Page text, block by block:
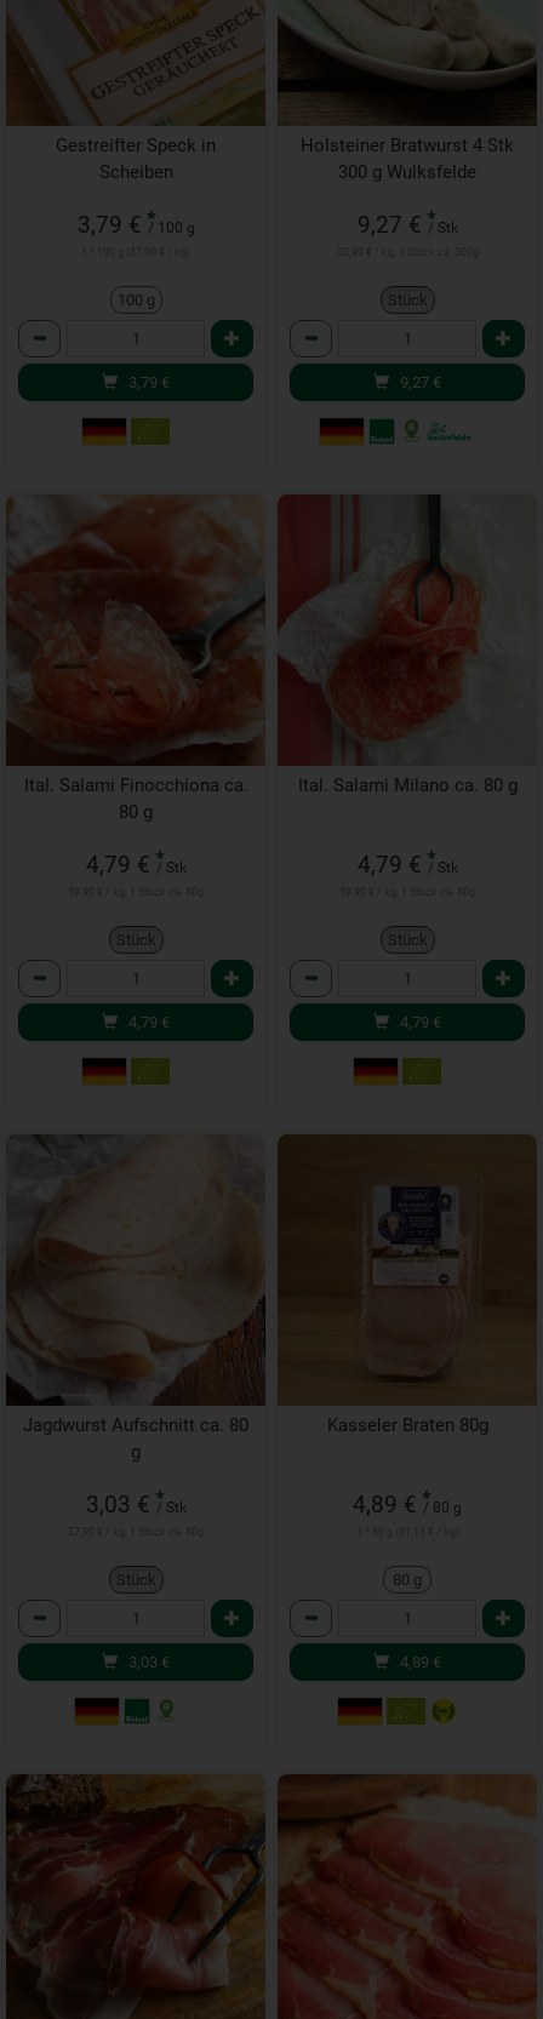
Gestreifter Speck in
Scheiben
3,79 € *
/ 100 g
100 g
Anzahl
3,79 €
Holsteiner Bratwurst 4 Stk
300 g Wulksfelde
9,27 € *
/ Stk
Stück
Anzahl
9,27 €
Ital. Salami Finocchiona ca.
80 g
4,79 € *
/ Stk
Stück
Anzahl
4,79 €
Ital. Salami Milano ca. 80 g
4,79 € *
/ Stk
Stück
Anzahl
4,79 €
Jagdwurst Aufschnitt ca. 80
g
3,03 € *
/ Stk
Stück
Anzahl
3,03 €
Kasseler Braten 80g
4,89 € *
/ 80 g
80 g
Anzahl
4,89 €